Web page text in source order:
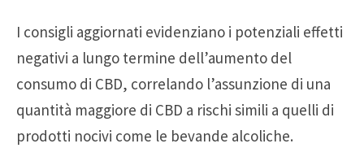
I consigli aggiornati evidenziano i potenziali effetti
negativi a lungo termine dell’aumento del
consumo di CBD, correlando l’assunzione di una
quantità maggiore di CBD a rischi simili a quelli di
prodotti nocivi come le bevande alcoliche.